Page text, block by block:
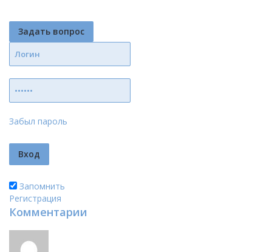
Задать вопрос
Забыл пароль
Запомнить
Регистрация
Комментарии